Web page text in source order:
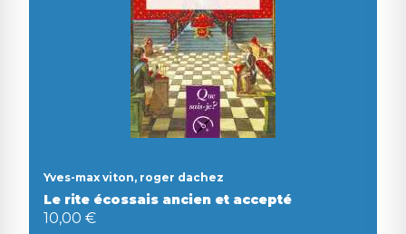
Yves-max viton, roger dachez
Le rite écossais ancien et accepté
10,00 €